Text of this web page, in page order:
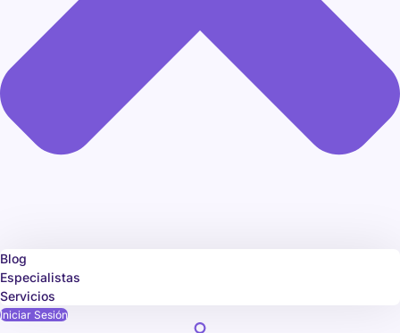
Blog
Especialistas
Servicios
Iniciar Sesión